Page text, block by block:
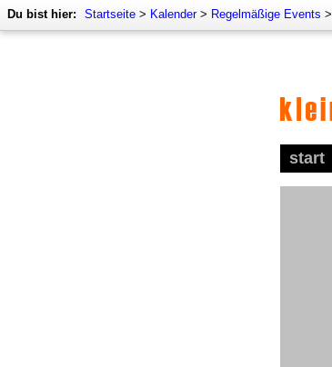
Du bist hier: Startseite > Kalender> Regelmäßige Events >
start